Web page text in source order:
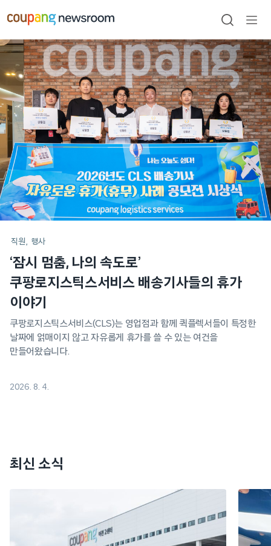
건너뛰기
검색
열기
메인
포스트
직원 행사
‘잠시 멈춤, 나의 속도로’
쿠팡로지스틱스서비스 배송기사들의 휴가
이야기
쿠팡로지스틱스서비스(CLS)는 영업점과 함께 퀵플렉서들이 특정한
날짜에 얽매이지 않고 자유롭게 휴가를 쓸 수 있는 여건을
만들어왔습니다.
2026. 8. 4.
최신 소식